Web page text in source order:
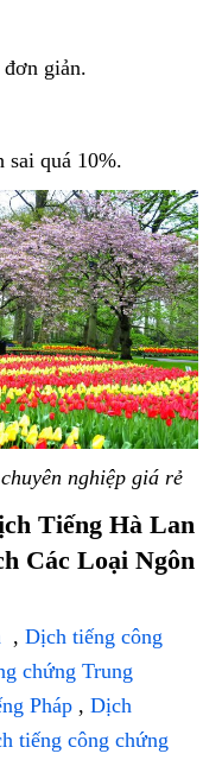
giản.
sai quá 10%.
nghiệp giá rẻ
Tiếng Hà Lan
Các Loại Ngôn
, Dịch tiếng công
chứng Trung
Pháp , Dịch
tiếng công chứng